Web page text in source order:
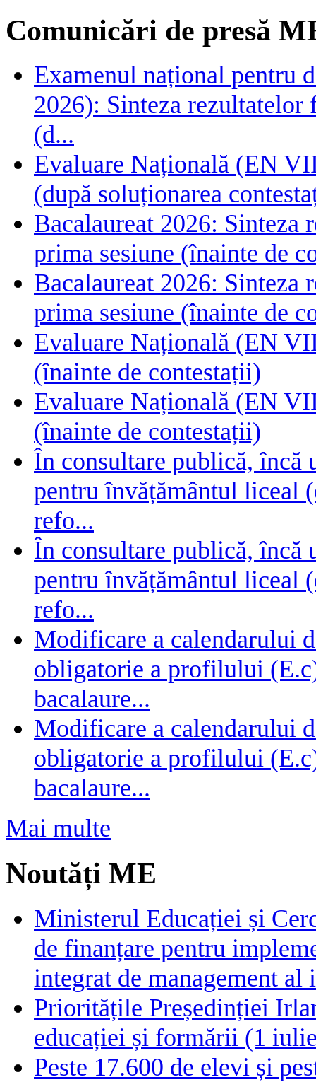
Comunicări de presă
Examenul național pentru
2026): Sinteza rezultatelor
(d...
Evaluare Națională (EN
(după soluționarea
Bacalaureat 2026:
prima sesiune (înainte de
Bacalaureat 2026:
prima sesiune (înainte de
Evaluare Națională (EN
(înainte de contestații)
Evaluare Națională (EN
(înainte de contestații)
În consultare publică, încă
pentru învățământul liceal
refo...
În consultare publică, încă
pentru învățământul liceal
refo...
Modificare a calendarului
obligatorie a profilului
bacalaure...
Modificare a calendarului
obligatorie a profilului
bacalaure...
Mai multe
Noutăți ME
Ministerul Educației și
de finanțare pentru
integrat de management
Prioritățile Președinției
educației și formării (1
Peste 17.600 de elevi și